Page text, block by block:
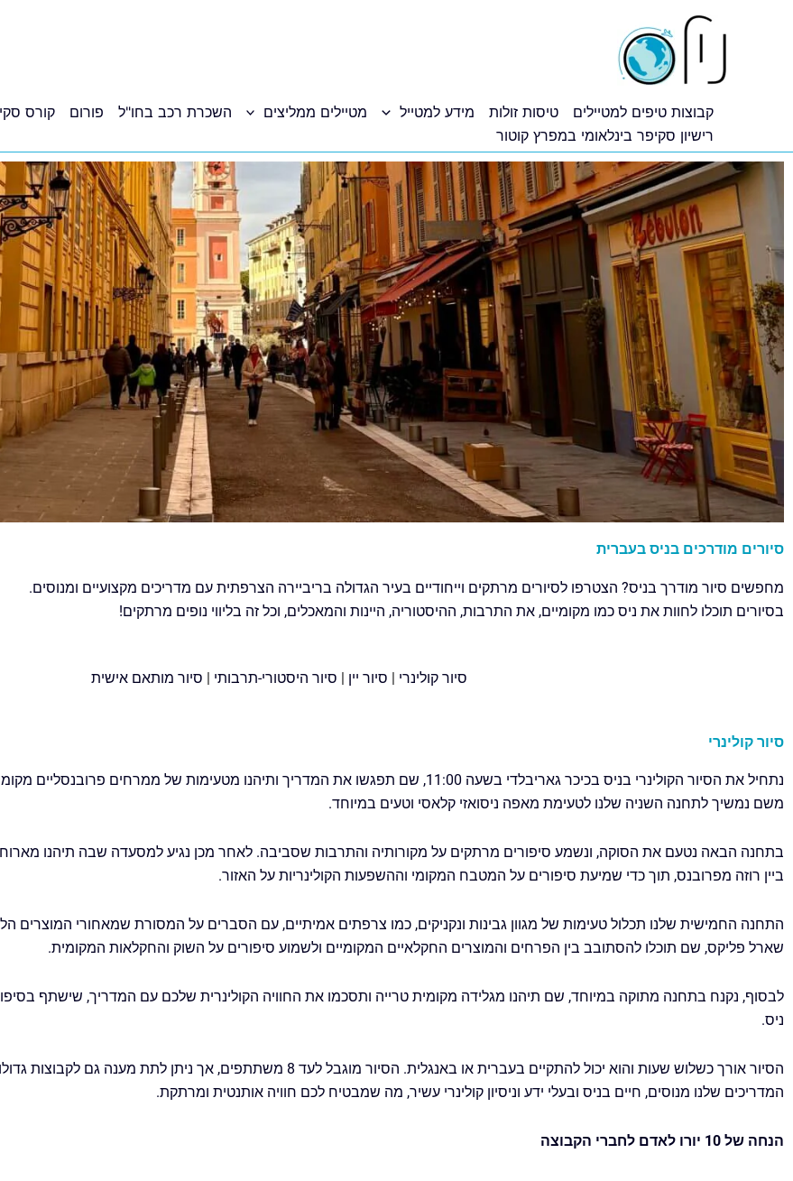
קבוצות טיפים למטיילים טיסות זולות מידע למטייל מטיילים ממליצים השכרת רכב בחו"ל פורום קורס
רישיון סקיפר בינלאומי במפרץ קוטור
סיורים מודרכים בניס בעברית
מחפשים סיור מודרך בניס? הצטרפו לסיורים מרתקים וייחודיים בעיר הגדולה בריביירה הצרפתית עם מדריכים מקצועיים ומנוסים.
בסיורים תוכלו לחוות את ניס כמו מקומיים, את התרבות, ההיסטוריה, היינות והמאכלים, וכל זה בליווי נופים מרתקים!
סיור קולינרי | סיור יין | סיור היסטורי-תרבותי | סיור מותאם אישית
סיור קולינרי
נתחיל את הסיור הקולינרי בניס בכיכר גאריבלדי בשעה 11:00, שם תפגשו את המדריך ותיהנו מטעימות של
משם נמשיך לתחנה השניה שלנו לטעימת מאפה ניסואזי קלאסי וטעים במיוחד.
בתחנה הבאה נטעם את הסוקה, ונשמע סיפורים מרתקים על מקורותיה והתרבות שסביבה. לאחר מכן נגיע למסעדה שבה תיהנו
ביין רוזה מפרובנס, תוך כדי שמיעת סיפורים על המטבח המקומי וההשפעות הקולינריות על האזור.
התחנה החמישית שלנו תכלול טעימות של מגוון גבינות ונקניקים, כמו צרפתים אמיתיים, עם הסברים על המסורת שמאחורי המוצרים
שארל פליקס, שם תוכלו להסתובב בין הפרחים והמוצרים החקלאיים המקומיים ולשמוע סיפורים על השוק והחקלאות המקומית.
לבסוף, נקנח בתחנה מתוקה במיוחד, שם תיהנו מגלידה מקומית טרייה ותסכמו את החוויה הקולינרית שלכם עם המדריך, שישתף
ניס.
הסיור אורך כשלוש שעות והוא יכול להתקיים בעברית או באנגלית. הסיור מוגבל לעד 8 משתתפים, אך ניתן לתת מענה גם לקבוצות גדולות יותר במידת הצורך.
המדריכים שלנו מנוסים, חיים בניס ובעלי ידע וניסיון קולינרי עשיר, מה שמבטיח לכם חוויה אותנטית ומרתקת.
הנחה של 10 יורו לאדם לחברי הקבוצה